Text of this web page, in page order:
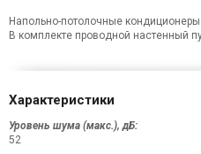
Напольно-потолочные
В комплекте проводной настенный
Характеристики
Уровень шума (макс.), дБ:
52